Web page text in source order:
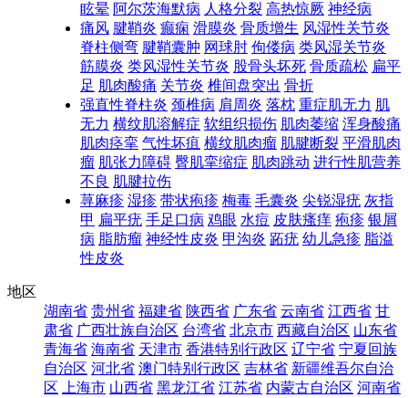
眩晕 阿尔茨海默病 人格分裂 高热惊厥 神经病
痛风 腱鞘炎 癫痫 滑膜炎 骨质增生 风湿性关节炎
脊柱侧弯 腱鞘囊肿 网球肘 佝偻病 类风湿关节炎
筋膜炎 类风湿性关节炎 股骨头坏死 骨质疏松 扁平
足 肌肉酸痛 关节炎 椎间盘突出 骨折
强直性脊柱炎 颈椎病 肩周炎 落枕 重症肌无力 肌
无力 横纹肌溶解症 软组织损伤 肌肉萎缩 浑身酸痛
肌肉痉挛 气性坏疽 横纹肌肉瘤 肌腱断裂 平滑肌肉
瘤 肌张力障碍 臀肌挛缩症 肌肉跳动 进行性肌营养
不良 肌腱拉伤
荨麻疹 湿疹 带状疱疹 梅毒 毛囊炎 尖锐湿疣 灰指
甲 扁平疣 手足口病 鸡眼 水痘 皮肤瘙痒 疱疹 银屑
病 脂肪瘤 神经性皮炎 甲沟炎 跖疣 幼儿急疹 脂溢
性皮炎
地区
湖南省 贵州省 福建省 陕西省 广东省 云南省 江西省 甘
肃省 广西壮族自治区 台湾省 北京市 西藏自治区 山东省
青海省 海南省 天津市 香港特别行政区 辽宁省 宁夏回族
自治区 河北省 澳门特别行政区 吉林省 新疆维吾尔自治
区 上海市 山西省 黑龙江省 江苏省 内蒙古自治区 河南省